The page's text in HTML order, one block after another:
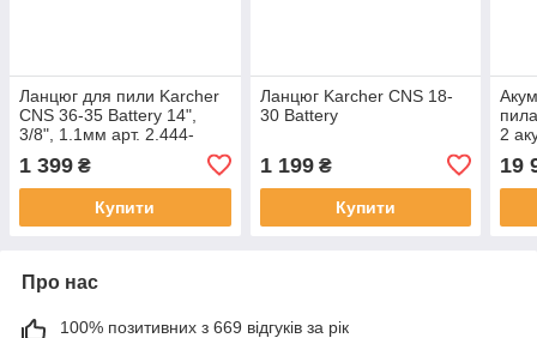
Ланцюг для пили Karcher
CNS 36-35 Battery 14",
3/8", 1.1мм арт. 2.444-
1 399 ₴
Купити
Ланцюг Karcher CNS 18-
30 Battery
1 199₴
Купити
2
19
Про нас
100% позитивних з 669 відгуків за рік